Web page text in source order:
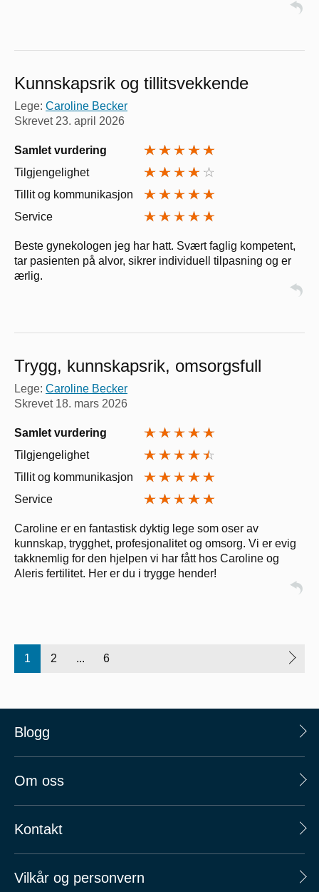
Kunnskapsrik og tillitsvekkende
Lege: Caroline Becker
Skrevet 23. april 2026
Samlet vurdering
Tilgjengelighet
Tillit og kommunikasjon
Service
Beste gynekologen jeg har hatt. Svært faglig kompetent,
tar pasienten på alvor, sikrer individuell tilpasning og er
ærlig.
Trygg, kunnskapsrik, omsorgsfull
Lege: Caroline Becker
Skrevet 18. mars 2026
Samlet vurdering
Tilgjengelighet
Tillit og kommunikasjon
Service
Caroline er en fantastisk dyktig lege som oser av
kunnskap, trygghet, profesjonalitet og omsorg. Vi er evig
takknemlig for den hjelpen vi har fått hos Caroline og
Aleris fertilitet. Her er du i trygge hender!
1 2 ... 6
Blogg
Om oss
Kontakt
Vilkår og personvern